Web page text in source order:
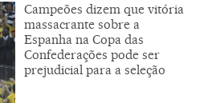
Campeões dizem que vitória
massacrante sobre a
Espanha na Copa das
Confederações pode ser
prejudicial para a seleção